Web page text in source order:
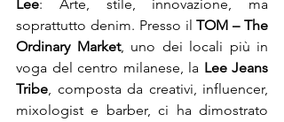
Lee: Arte, stile, innovazione, ma
soprattutto denim. Presso il TOM – The
Ordinary Market, uno dei locali più in
voga del centro milanese, la Lee Jeans
Tribe, composta da creativi, influencer,
mixologist e barber, ci ha dimostrato